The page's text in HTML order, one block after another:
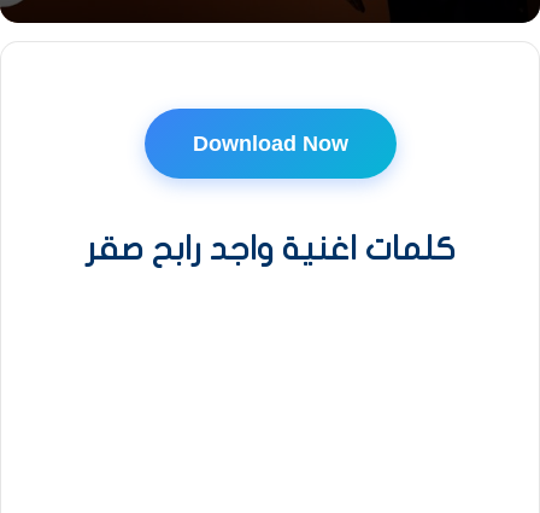
Download Now
كلمات اغنية واجد رابح صقر